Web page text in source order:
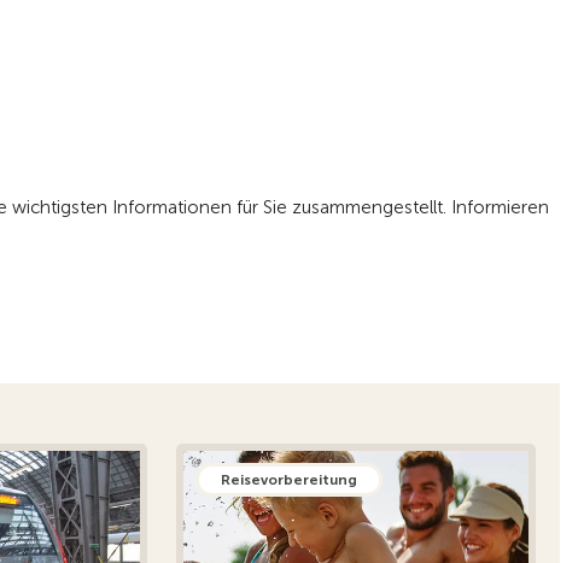
wichtigsten Informationen für Sie zusammengestellt. Informieren
Reisevorbereitung